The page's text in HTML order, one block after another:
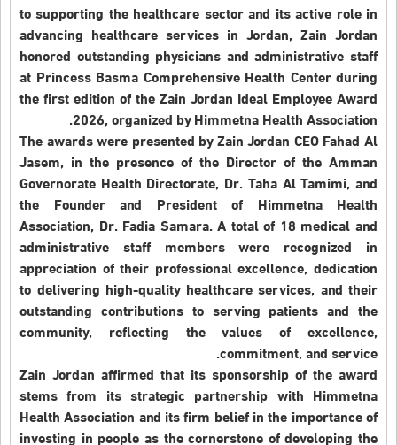
to supporting the healthcare sector and its active role in
advancing healthcare services in Jordan, Zain Jordan
honored outstanding physicians and administrative staff
at Princess Basma Comprehensive Health Center during
the first edition of the Zain Jordan Ideal Employee Award
2026, organized by Himmetna Health Association.
The awards were presented by Zain Jordan CEO Fahad Al
Jasem, in the presence of the Director of the Amman
Governorate Health Directorate, Dr. Taha Al Tamimi, and
the Founder and President of Himmetna Health
Association, Dr. Fadia Samara. A total of 18 medical and
administrative staff members were recognized in
appreciation of their professional excellence, dedication
to delivering high-quality healthcare services, and their
outstanding contributions to serving patients and the
community, reflecting the values of excellence,
commitment, and service.
Zain Jordan affirmed that its sponsorship of the award
stems from its strategic partnership with Himmetna
Health Association and its firm belief in the importance of